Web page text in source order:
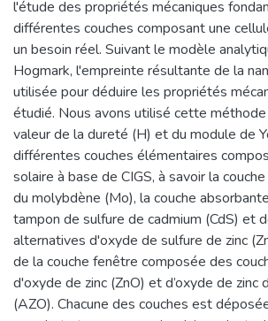
l'étude des propriétés mécaniques
différentes couches composant une
un besoin réel. Suivant le modèle
Hogmark, l'empreinte résultante de la
utilisée pour déduire les propriétés
étudié. Nous avons utilisé cette
valeur de la dureté (H) et du module de
différentes couches élémentaires
solaire à base de CIGS, à savoir la
du molybdène (Mo), la couche
tampon de sulfure de cadmium (CdS) et
alternatives d'oxyde de sulfure de zinc
de la couche fenêtre composée des
d'oxyde de zinc (ZnO) et d’oxyde de zinc
(AZO). Chacune des couches est